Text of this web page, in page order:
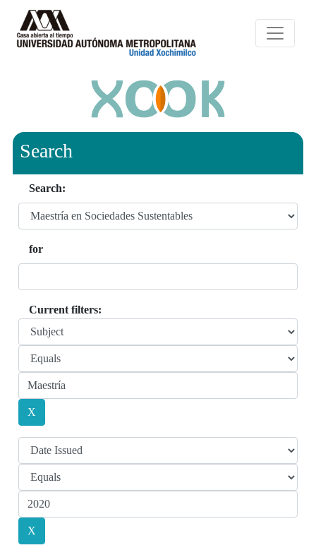
Search
Search:
for
Current filters: